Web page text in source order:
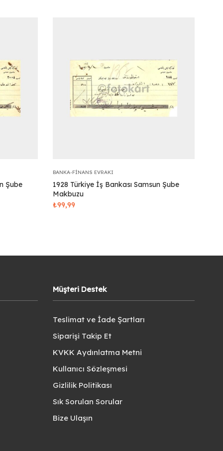
Şube
BANKA-FINANS EVRAKI
1928 Türkiye İş Bankası Samsun Şube
Makbuzu
₺99,99
Müşteri Destek
Teslimat ve İade Şartları
Siparişi Takip Et
KVKK Aydınlatma Metni
Kullanıcı Sözleşmesi
Gizlilik Politikası
Sık Sorulan Sorular
Bize Ulaşın